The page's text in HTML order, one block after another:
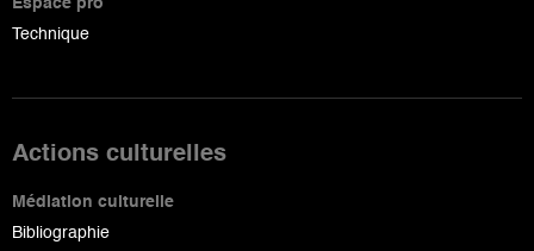
Technique
Actions culturelles
Médiation culturelle
Bibliographie